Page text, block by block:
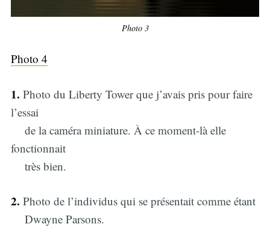
Photo 3
Photo 4
1. Photo du Liberty Tower que j’avais pris pour faire
l’essai
de la caméra miniature. À ce moment-là elle
fonctionnait
très bien.
2. Photo de l’individus qui se présentait comme étant
Dwayne Parsons.